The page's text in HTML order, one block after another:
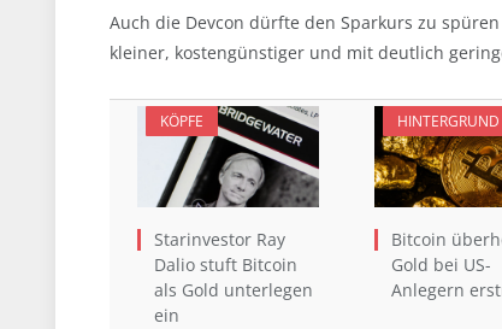
Auch die Devcon dürfte den Sparkurs zu
kleiner, kostengünstiger und mit deutlich
KÖPFE
Starinvestor Ray
Dalio stuft Bitcoin
als Gold unterlegen
ein
HINTERGRUND
Bitcoin
Gold bei US-
Anlegern